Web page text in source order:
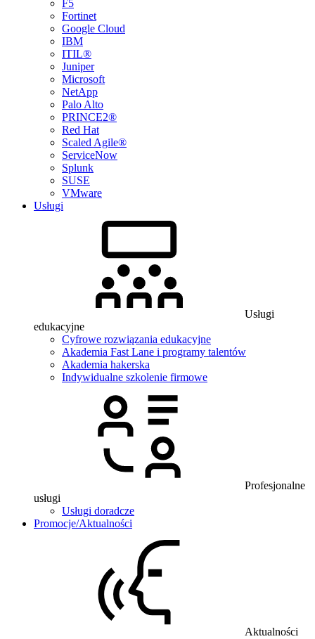
F5
Fortinet
Google Cloud
IBM
ITIL®
Juniper
Microsoft
NetApp
Palo Alto
PRINCE2®
Red Hat
Scaled Agile®
ServiceNow
Splunk
SUSE
VMware
Usługi
Usługi
edukacyjne
Cyfrowe rozwiązania edukacyjne
Akademia Fast Lane i programy talentów
Akademia hakerska
Indywidualne szkolenie firmowe
Profesjonalne
usługi
Usługi doradcze
Promocje/Aktualności
Aktualności